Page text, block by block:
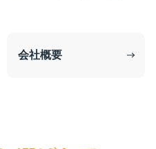
会社概要